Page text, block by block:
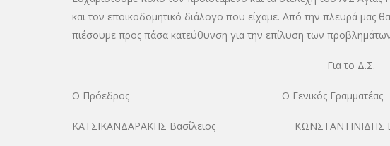
και τον εποικοδομητικό διάλογο που είχαμε. Από την πλευρά μας
πιέσουμε προς πάσα κατεύθυνση για την επίλυση των
Για το Δ.Σ.
Ο Πρόεδρος Ο Γενικός Γραμματέας
ΚΑΤΣΙΚΑΝΔΑΡΑΚΗΣ Βασίλειος ΚΩΝΣΤΑΝΤΙΝΙΔΗΣ